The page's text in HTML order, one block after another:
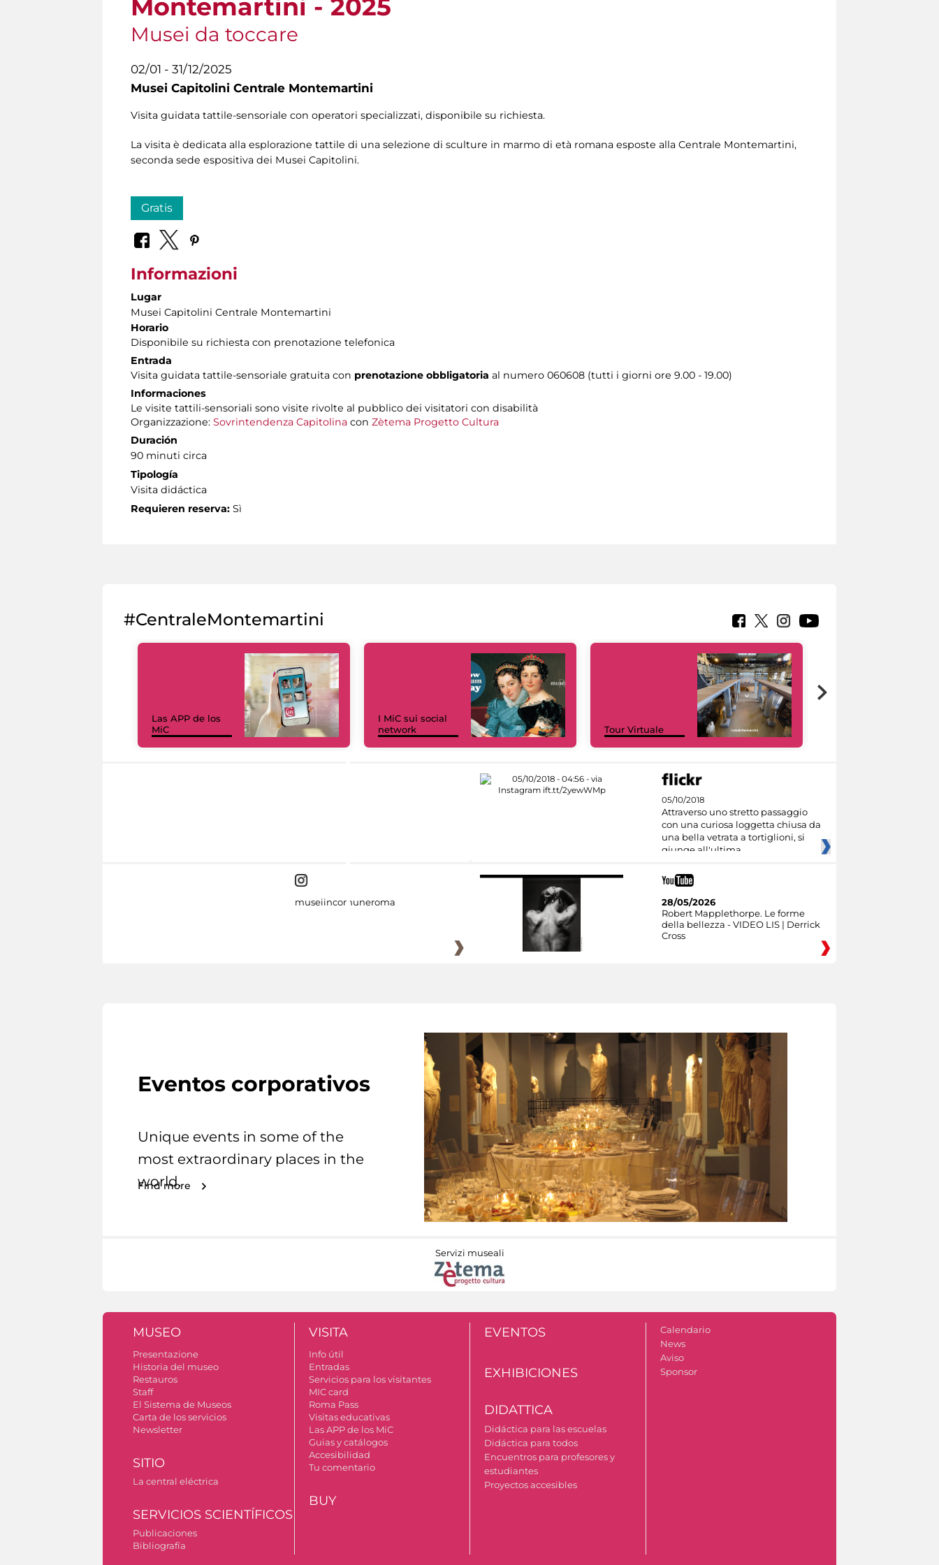
Montemartini - 2025
Musei da toccare
02/01 - 31/12/2025
Musei Capitolini Centrale Montemartini
Visita guidata tattile-sensoriale con operatori specializzati, disponibile su richiesta.
La visita è dedicata alla esplorazione tattile di una selezione di sculture in marmo di età romana esposte alla Centrale Montemartini,
seconda sede espositiva dei Musei Capitolini.
Gratis
Informazioni
Lugar
Musei Capitolini Centrale Montemartini
Horario
Disponibile su richiesta con prenotazione telefonica
Entrada
Visita guidata tattile-sensoriale gratuita con prenotazione obbligatoria al numero 060608 (tutti i giorni ore 9.00 - 19.00)
Informaciones
Le visite tattili-sensoriali sono visite rivolte al pubblico dei visitatori con disabilità
Organizzazione: Sovrintendenza Capitolina con Zètema Progetto Cultura
Duración
90 minuti circa
Tipología
Visita didáctica
Requieren reserva: Sì
#CentraleMontemartini
Las APP de los
MiC
I MiC sui social
network
Tour Virtuale
05/10/2018
Attraverso uno stretto passaggio
con una curiosa loggetta chiusa da
una bella vetrata a tortiglioni, si
giunge all'ultima
museiincomuneroma
28/05/2026
Robert Mapplethorpe. Le forme
della bellezza - VIDEO LIS | Derrick
Cross
Eventos corporativos
Unique events in some of the
most extraordinary places in the
world.
Find more
Servizi museali
MUSEO
Presentazione
Historia del museo
Restauros
Staff
El Sistema de Museos
Carta de los servicios
Newsletter
SITIO
La central eléctrica
SERVICIOS SCIENTÍFICOS
Publicaciones
Bibliografía
VISITA
Info útil
Entradas
Servicios para los visitantes
MIC card
Roma Pass
Visitas educativas
Las APP de los MiC
Guias y catálogos
Accesibilidad
Tu comentario
BUY
EVENTOS
EXHIBICIONES
DIDATTICA
Didáctica para las escuelas
Didáctica para todos
Encuentros para profesores y
estudiantes
Proyectos accesibles
Calendario
News
Aviso
Sponsor